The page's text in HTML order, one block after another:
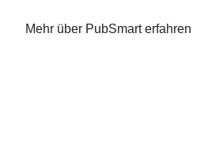
Mehr über PubSmart erfahren